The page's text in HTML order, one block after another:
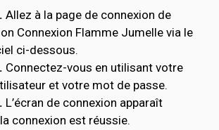
Allez à la page de connexion de
Connexion Flamme Jumelle via le
ci-dessous.
Connectez-vous en utilisant votre
et votre mot de passe.
L’écran de connexion apparaît
connexion est réussie.